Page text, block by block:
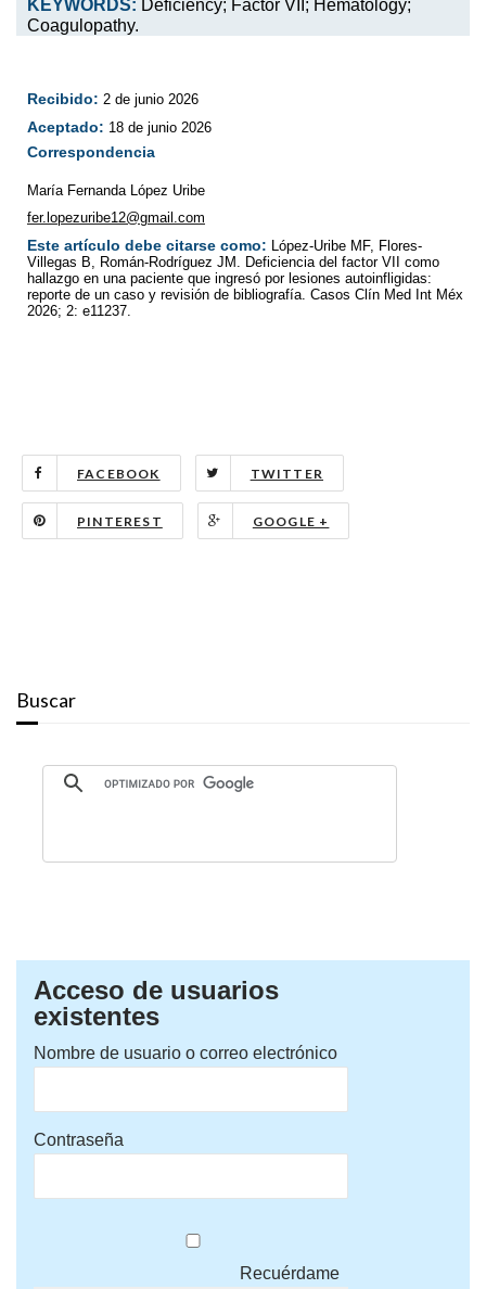
KEYWORDS: Deficiency; Factor VII; Hematology;
Coagulopathy.
Recibido: 2 de junio 2026
Aceptado: 18 de junio 2026
Correspondencia
María Fernanda López Uribe
fer.lopezuribe12@gmail.com
Este artículo debe citarse como: López-Uribe MF, Flores-
Villegas B, Román-Rodríguez JM. Deficiencia del factor VII como
hallazgo en una paciente que ingresó por lesiones autoinfligidas:
reporte de un caso y revisión de bibliografía. Casos Clín Med Int Méx
2026; 2: e11237.
FACEBOOK TWITTER
PINTEREST GOOGLE +
Buscar
Acceso de usuarios
existentes
Nombre de usuario o correo electrónico
Contraseña
Recuérdame